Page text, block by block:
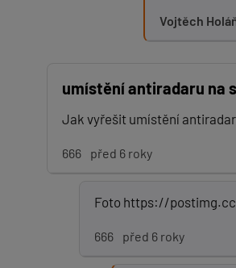
Vojtěch
umístění antiradaru na
Jak vyřešit umístění
666 před 6 roky
Foto https://
666 před 6 roky